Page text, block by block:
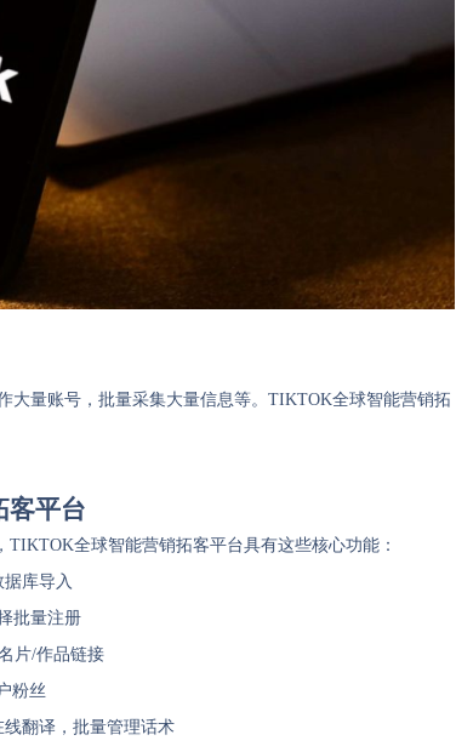
大量账号，批量采集大量信息等。TIKTOK全球智能营销拓
客平台
全球智能营销拓客平台具有这些核心功能：
库导入
批量注册
片/作品链接
粉丝
翻译，批量管理话术